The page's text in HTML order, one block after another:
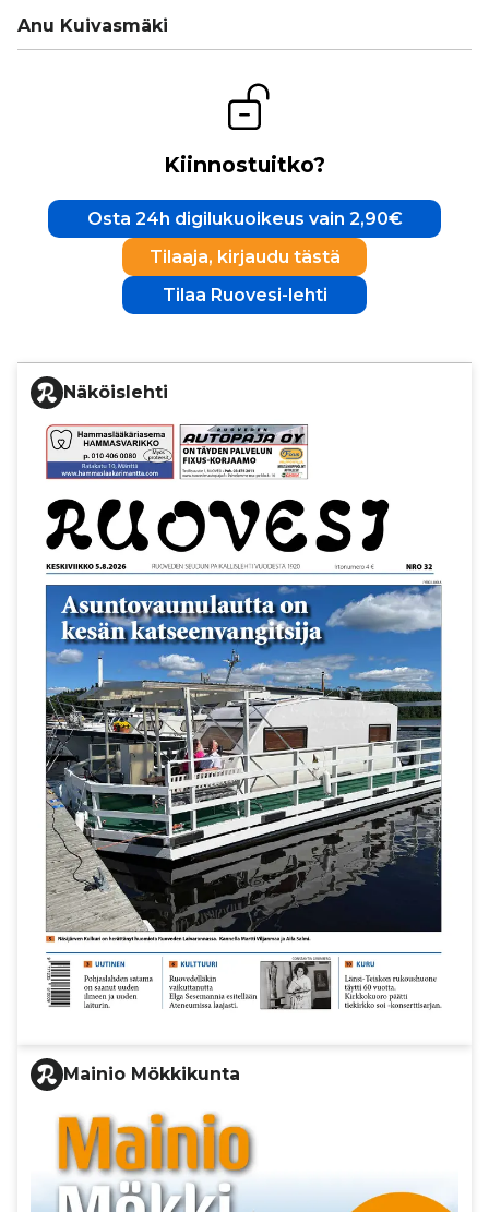
Anu Kuivasmäki
Kiinnostuitko?
Osta 24h digilukuoikeus vain 2,90€
Tilaaja, kirjaudu tästä
Tilaa Ruovesi-lehti
Näköislehti
Mainio Mökkikunta